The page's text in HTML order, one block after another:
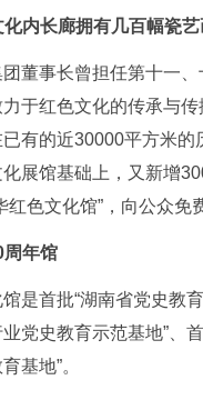
化内长廊拥有几百幅瓷艺
董事长曾担任第十一
于红色文化的传承与传
有的近30000平方米的
展馆基础上，又新增
红色文化馆”，向公众免
周年馆
是首批“湖南省党史教
党史教育示范基地”、
基地”。